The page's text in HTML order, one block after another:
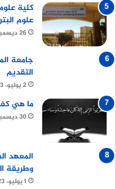
كلية
علوم
26 ديسمبر، 2024
جامعة
التقديم
2 يوليو، 2023
ما هي
30 ديسمبر، 2024
المعهد
وطريقة
1 يوليو، 2023